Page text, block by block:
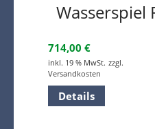
Wasserspiel
714,00 €
inkl. 19 % MwSt. zzgl.
Versandkosten
Details